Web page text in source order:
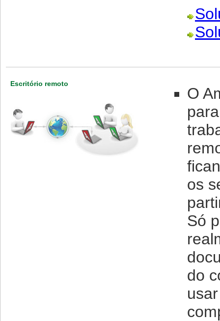
Escritório remoto
O
os
Só
do